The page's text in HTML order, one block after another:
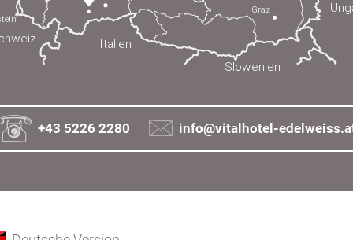
+43 5226 2280 info@vitalhotel-